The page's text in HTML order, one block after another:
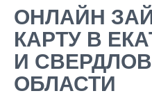
ОНЛАЙН
КАРТУ В
И
ОБЛАСТИ